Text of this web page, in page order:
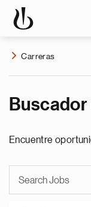
Carreras
Encuentre